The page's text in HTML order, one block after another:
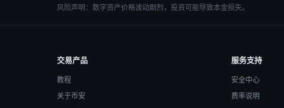
风险声明：数字资产价格波动剧烈，投资可能导致本金损失。
交易产品
教程
关于币安
服务支持
安全中心
费率说明